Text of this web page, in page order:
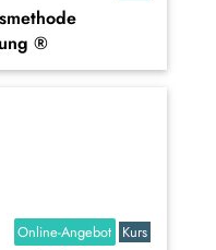
®
Online-Angebot Kurs